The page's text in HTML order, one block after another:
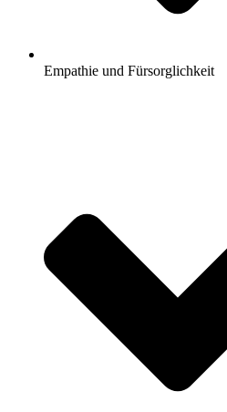
Empathie und Fürsorglichkeit